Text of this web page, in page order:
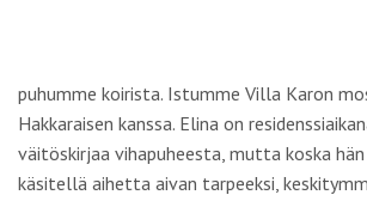
puhumme koirista. Istumme Villa Karon
Hakkaraisen kanssa. Elina on
väitöskirjaa vihapuheesta, mutta koska
käsitellä aihetta aivan tarpeeksi,